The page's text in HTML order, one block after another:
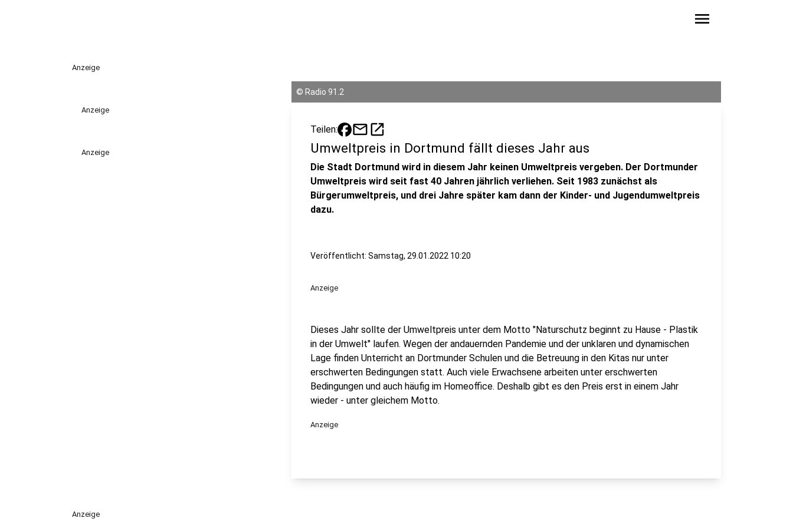
menu
Anzeige
Anzeige
Anzeige
© Radio 91.2
Teilen: mailopen_in_new
Umweltpreis in Dortmund fällt dieses Jahr aus
Die Stadt Dortmund wird in diesem Jahr keinen Umweltpreis vergeben. Der Dortmunder
Umweltpreis wird seit fast 40 Jahren jährlich verliehen. Seit 1983 zunächst als
Bürgerumweltpreis, und drei Jahre später kam dann der Kinder- und Jugendumweltpreis
dazu.
Veröffentlicht: Samstag, 29.01.2022 10:20
Anzeige
Dieses Jahr sollte der Umweltpreis unter dem Motto "Naturschutz beginnt zu Hause - Plastik
in der Umwelt" laufen. Wegen der andauernden Pandemie und der unklaren und dynamischen
Lage finden Unterricht an Dortmunder Schulen und die Betreuung in den Kitas nur unter
erschwerten Bedingungen statt. Auch viele Erwachsene arbeiten unter erschwerten
Bedingungen und auch häufig im Homeoffice. Deshalb gibt es den Preis erst in einem Jahr
wieder - unter gleichem Motto.
Anzeige
Anzeige